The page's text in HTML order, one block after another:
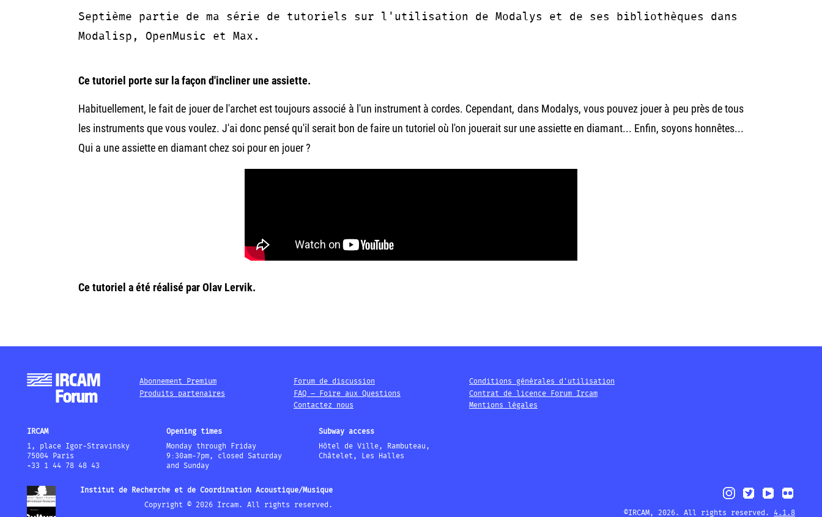
Septième partie de ma série de tutoriels sur l'utilisation de Modalys et de ses bibliothèques dans
Modalisp, OpenMusic et Max.
Ce tutoriel porte sur la façon d'incliner une assiette.
Habituellement, le fait de jouer de l'archet est toujours associé à l'un instrument à cordes. Cependant, dans Modalys, vous pouvez jouer à peu près de tous
les instruments que vous voulez. J'ai donc pensé qu'il serait bon de faire un tutoriel où l'on jouerait sur une assiette en diamant... Enfin, soyons honnêtes...
Qui a une assiette en diamant chez soi pour en jouer ?
Ce tutoriel a été réalisé par Olav Lervik.
Abonnement Premium
Produits partenaires
Forum de discussion
FAQ – Foire aux Questions
Contactez nous
Conditions générales d'utilisation
Contrat de licence Forum Ircam
Mentions légales
IRCAM
1, place Igor-Stravinsky
75004 Paris
+33 1 44 78 48 43
Opening times
Monday through Friday
9:30am-7pm, closed Saturday
and Sunday
Subway access
Hôtel de Ville, Rambuteau,
Châtelet, Les Halles
Institut de Recherche et de Coordination Acoustique/Musique
Copyright © 2026 Ircam. All rights reserved.
©IRCAM, 2026. All rights reserved. 4.1.8